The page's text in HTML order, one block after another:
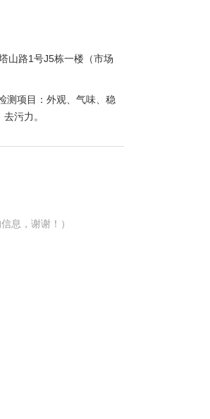
山路1号J5栋一楼（市场
测项目：外观、气味、稳
污力。
息，谢谢！）